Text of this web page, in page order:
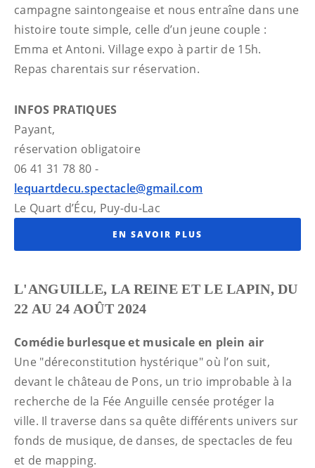
campagne saintongeaise et nous entraîne dans une
histoire toute simple, celle d’un jeune couple :
Emma et Antoni. Village expo à partir de 15h.
Repas charentais sur réservation.
INFOS PRATIQUES
Payant,
réservation obligatoire
06 41 31 78 80 -
lequartdecu.spectacle@gmail.com
Le Quart d’Écu, Puy-du-Lac
EN SAVOIR PLUS
L'ANGUILLE, LA REINE ET LE LAPIN, DU
22 AU 24 AOÛT 2024
Comédie burlesque et musicale en plein air
Une "déreconstitution hystérique" où l’on suit,
devant le château de Pons, un trio improbable à la
recherche de la Fée Anguille censée protéger la
ville. Il traverse dans sa quête différents univers sur
fonds de musique, de danses, de spectacles de feu
et de mapping.